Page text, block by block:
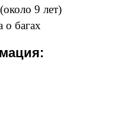
9 лет)
о багах